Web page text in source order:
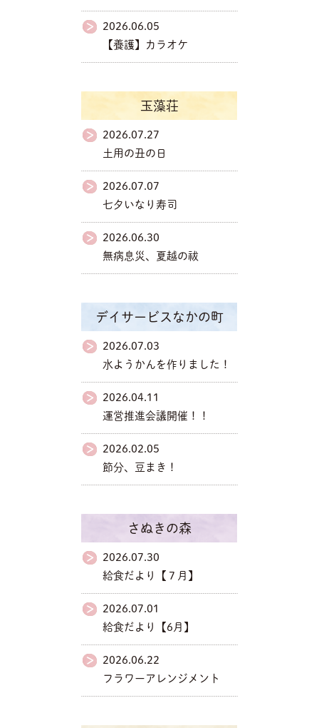
2026.06.05
【養護】カラオケ
玉藻荘
2026.07.27
土用の丑の日
2026.07.07
七夕いなり寿司
2026.06.30
無病息災、夏越の祓
デイサービスなかの町
2026.07.03
水ようかんを作りました！
2026.04.11
運営推進会議開催！！
2026.02.05
節分、豆まき！
さぬきの森
2026.07.30
給食だより【７月】
2026.07.01
給食だより【6月】
2026.06.22
フラワーアレンジメント